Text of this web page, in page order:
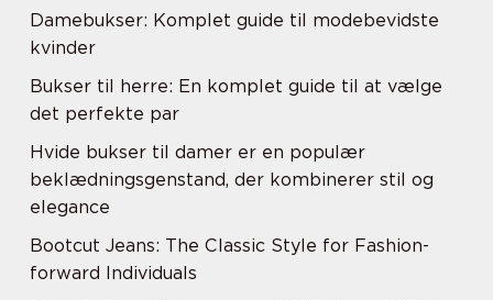
Damebukser: Komplet guide til modebevidste
kvinder
Bukser til herre: En komplet guide til at vælge
det perfekte par
Hvide bukser til damer er en populær
beklædningsgenstand, der kombinerer stil og
elegance
Bootcut Jeans: The Classic Style for Fashion-
forward Individuals